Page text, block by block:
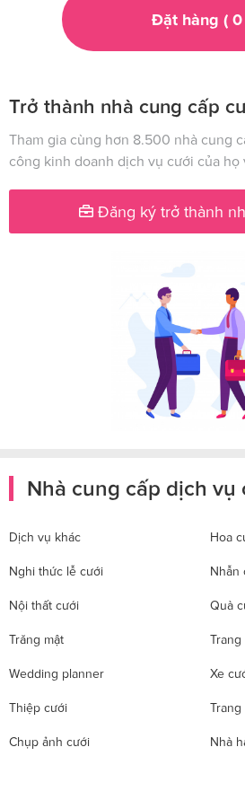
Đặt hàng ( 0
Trở thành nhà cung cấp
Tham gia cùng hơn 8.500 nhà cung
công kinh doanh dịch vụ cưới của họ
Đăng ký trở thành
Nhà cung cấp dịch vụ
Dịch vụ khác Hoa
Nghi thức lễ cưới Nhẫn
Nội thất cưới Quà
Trăng mật Trang
Wedding planner Xe
Thiệp cưới
Chụp ảnh cưới Nhà